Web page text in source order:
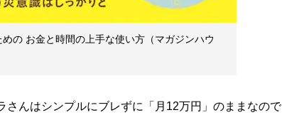
の お金と時間の上手な使い方（マガジンハウ
んはシンプルにブレずに「月12万円」のままなので